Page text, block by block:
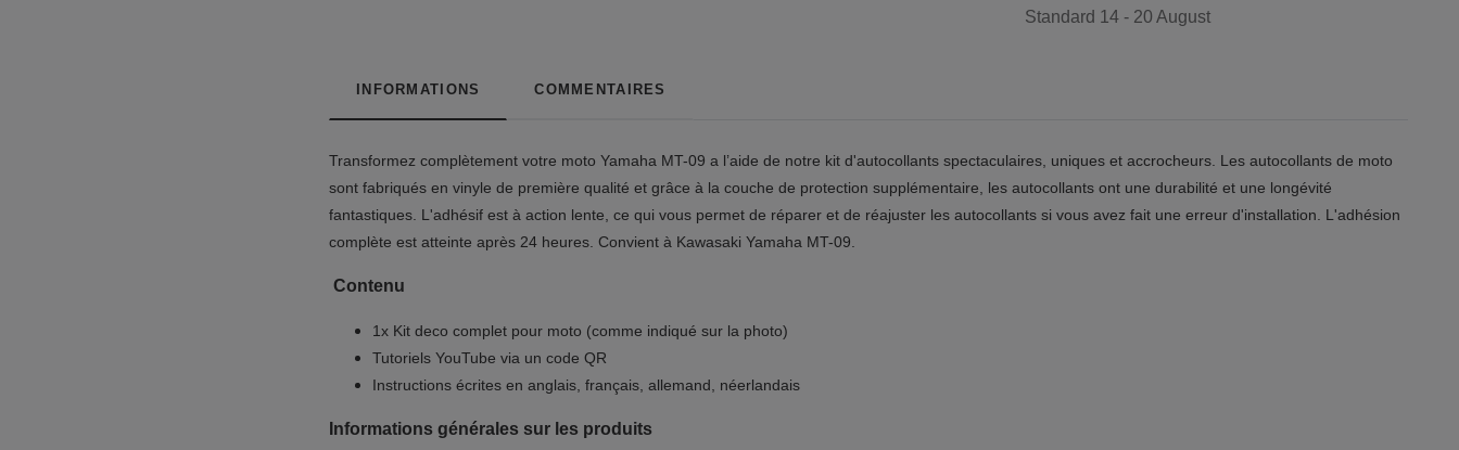
Standard 14 - 20 August
INFORMATIONS COMMENTAIRES
Transformez complètement votre moto Yamaha MT-09 a l’aide de notre kit d'autocollants spectaculaires, uniques et accrocheurs. Les autocollants de moto
sont fabriqués en vinyle de première qualité et grâce à la couche de protection supplémentaire, les autocollants ont une durabilité et une longévité
fantastiques. L'adhésif est à action lente, ce qui vous permet de réparer et de réajuster les autocollants si vous avez fait une erreur d'installation. L'adhésion
complète est atteinte après 24 heures. Convient à Kawasaki Yamaha MT-09.
Contenu
1x Kit deco complet pour moto (comme indiqué sur la photo)
Tutoriels YouTube via un code QR
Instructions écrites en anglais, français, allemand, néerlandais
Informations générales sur les produits